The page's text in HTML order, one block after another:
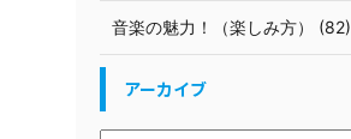
音楽の魅力！（楽しみ方） (82)
アーカイブ